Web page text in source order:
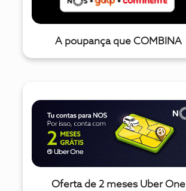
A poupança que COMBINA
Oferta de 2 meses Uber One